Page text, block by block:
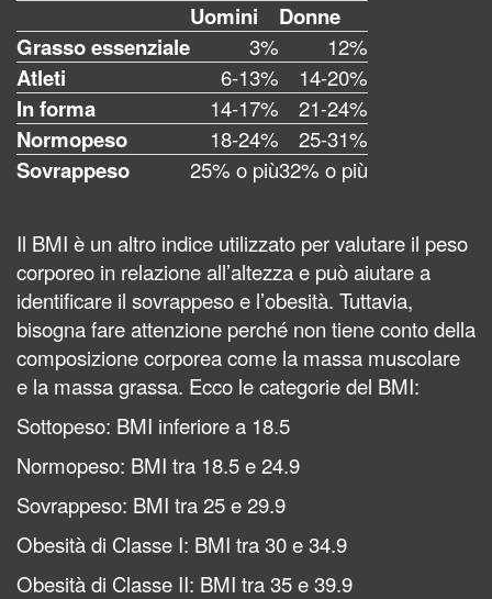
Uomini
Donne
Grasso essenziale
3% 12%
Atleti 6-13% 14-20%
In forma 14-17% 21-24%
Normopeso 18-24% 25-31%
Sovrappeso 25% o più32% o più
Il BMI è un altro indice utilizzato per valutare il peso
corporeo in relazione all’altezza e può aiutare a
identificare il sovrappeso e l’obesità. Tuttavia,
bisogna fare attenzione perché non tiene conto della
composizione corporea come la massa muscolare
e la massa grassa. Ecco le categorie del BMI:
Sottopeso: BMI inferiore a 18.5
Normopeso: BMI tra 18.5 e 24.9
Sovrappeso: BMI tra 25 e 29.9
Obesità di Classe I: BMI tra 30 e 34.9
Obesità di Classe II: BMI tra 35 e 39.9